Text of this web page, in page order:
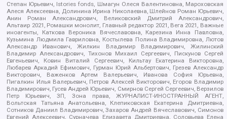
Степан Юрьевич, Istories fonds, Шмагун Олеся Валентиновна, Мароховская
Алеся Алексеевна, Долинина Ирина Николаевна, Шлейнов Роман Юрьевич,
Анин Роман Александрович, Великовский Дмитрий Александрович,
Альтаир 2021, Ромашки монолит, Главный редактор 2021, Вега 2021, Важные
иноагенты, Каткова Вероника Вячеславовна, Карезина Инна Павловна,
Кузьмина Людмила Гавриловна, Костылева Полина Владимировна, Лютов
Александр Иванович, Жилкин Владимир Владимирович, Жилинский
Владимир Александрович, Тихонов Михаил Сергеевич, Пискунов Сергей
Евгеньевич, Ковин Виталий Сергеевич, Кильтау Екатерина Викторовна,
Любарев Аркадий Ефимович, Гурман Юрий Альбертович, Грезев Александр
Викторович, Важенков Артем Валерьевич, Иванова София Юрьевна,
Пигалкин Илья Валерьевич, Петров Алексей Викторович, Егоров Владимир
Владимирович, Гусев Андрей Юрьевич, Смирнов Сергей Сергеевич, Верзилов
Петр Юрьевич, ЗП, Зона права, ЖУРНАЛИСТ-ИНОСТРАННЫЙ АГЕНТ,
Вольтская Татьяна Анатольевна, Клепиковская Екатерина Дмитриевна,
Сотников Даниил Владимирович, Захаров Андрей Вячеславович, Симонов
Евгений Алексеевич, Сурначева Елизавета Дмитриевна, Соловьева Елена